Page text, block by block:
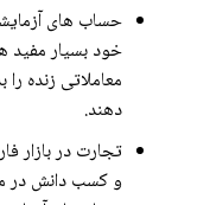
حساب های
خود بسیار مفید
معاملاتی زنده
دهند.
تجارت در بازار
و کسب دانش در